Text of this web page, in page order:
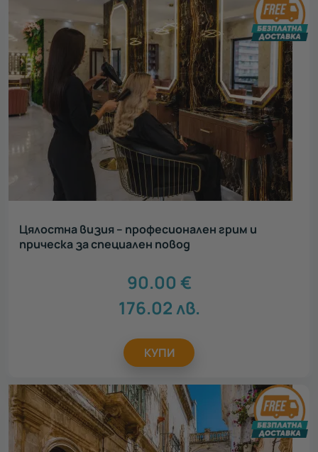
Цялостна визия – професионален грим и
прическа за специален повод
90.00 €
176.02лв.
КУПИ